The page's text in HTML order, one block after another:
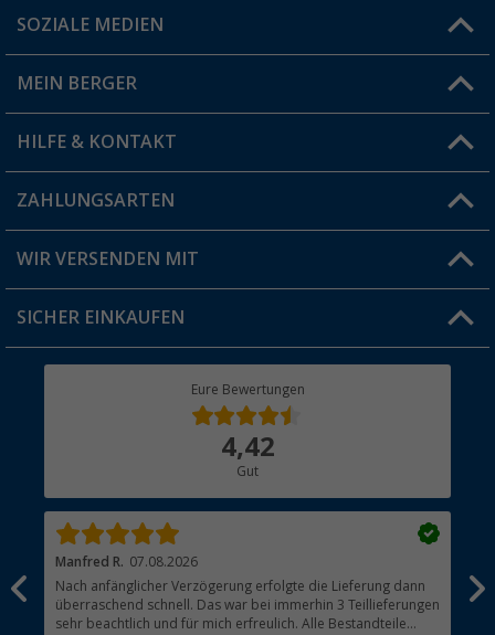
Du hast eine Frage?
Filiale finden
SOZIALE MEDIEN
MEIN BERGER
Vorteilskarte
Blog
Jobs & Karriere
HILFE & KONTAKT
FAQ & Kontakt
Versandinformationen
Rücksendung
ZAHLUNGSARTEN
WIR VERSENDEN MIT
SICHER EINKAUFEN
Eure Bewertungen
4,42
Gut
Manfred R. 07.08.2026
Nach anfänglicher Verzögerung erfolgte die Lieferung dann
überraschend schnell. Das war bei immerhin 3 Teillieferungen
sehr beachtlich und für mich erfreulich. Alle Bestandteile